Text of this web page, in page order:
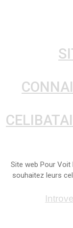
Site web Pour Voit
souhaitez leurs